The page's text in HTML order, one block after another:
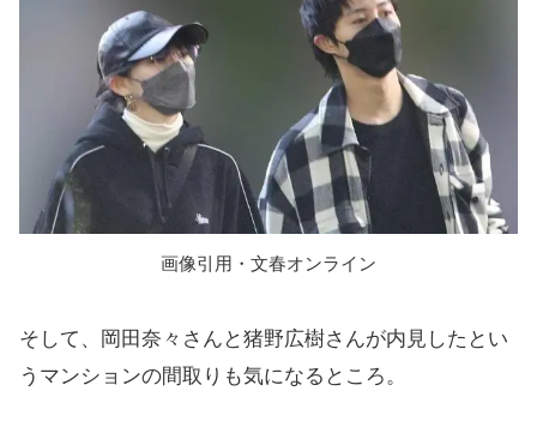
画像引用・文春オンライン
そして、岡田奈々さんと猪野広樹さんが内見したとい
うマンションの間取りも気になるところ。